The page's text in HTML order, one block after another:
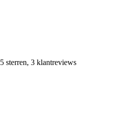
sterren, 3 klantreviews